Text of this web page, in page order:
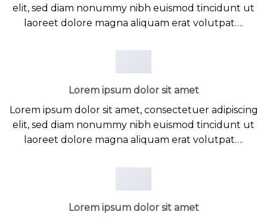
elit, sed diam nonummy nibh euismod tincidunt ut
laoreet dolore magna aliquam erat volutpat….
Lorem ipsum dolor sit amet
Lorem ipsum dolor sit amet, consectetuer adipiscing
elit, sed diam nonummy nibh euismod tincidunt ut
laoreet dolore magna aliquam erat volutpat….
Lorem ipsum dolor sit amet